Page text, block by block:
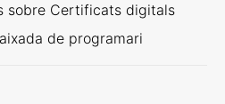
sobre Certificats digitals
de programari